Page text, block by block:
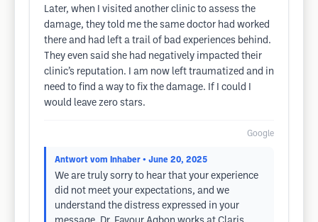
Later, when I visited another clinic to assess the
damage, they told me the same doctor had worked
there and had left a trail of bad experiences behind.
They even said she had negatively impacted their
clinic’s reputation. I am now left traumatized and in
need to find a way to fix the damage. If I could I
would leave zero stars.
Google
Antwort vom Inhaber • June 20, 2025
We are truly sorry to hear that your experience
did not meet your expectations, and we
understand the distress expressed in your